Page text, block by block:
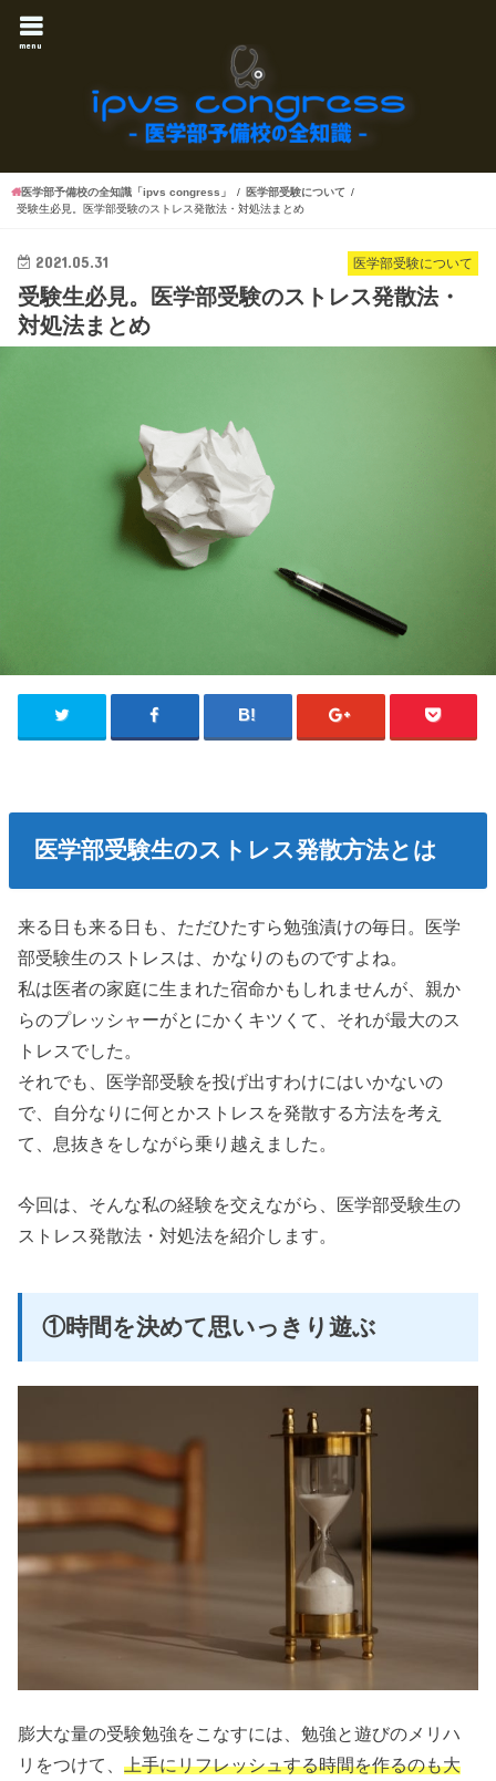
menu
医学部予備校の全知識「ipvs congress」
医学部受験について
受験生必見。医学部受験のストレス発散法・対処法まとめ
医学部受験について
2021.05.31
受験生必見。医学部受験のストレス発散法・
対処法まとめ
医学部受験生のストレス発散方法とは
来る日も来る日も、ただひたすら勉強漬けの毎日。医学
部受験生のストレスは、かなりのものですよね。
私は医者の家庭に生まれた宿命かもしれませんが、親か
らのプレッシャーがとにかくキツくて、それが最大のス
トレスでした。
それでも、医学部受験を投げ出すわけにはいかないの
で、自分なりに何とかストレスを発散する方法を考え
て、息抜きをしながら乗り越えました。
今回は、そんな私の経験を交えながら、医学部受験生の
ストレス発散法・対処法を紹介します。
①時間を決めて思いっきり遊ぶ
膨大な量の受験勉強をこなすには、勉強と遊びのメリハ
リをつけて、上手にリフレッシュする時間を作るのも大